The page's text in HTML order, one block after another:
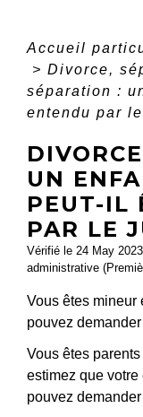
Accueil
> Divorce,
séparation :
entendu par
UN
PEUT-IL
PAR LE
Vérifié le 24 May
administrative
Vous êtes mineur
pouvez
Vous êtes
estimez que
pouvez